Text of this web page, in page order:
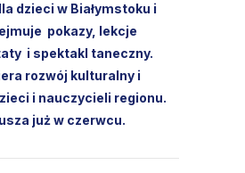
dzieci w Białymstoku i
pokazy, lekcje
i spektakl taneczny.
rozwój kulturalny i
i nauczycieli regionu.
już w czerwcu.